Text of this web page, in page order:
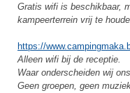
Gratis wifi is beschikbaar,
kampeerterrein vrij te
https://
Alleen wifi bij de receptie.
Waar onderscheiden wij
Geen groepen, geen